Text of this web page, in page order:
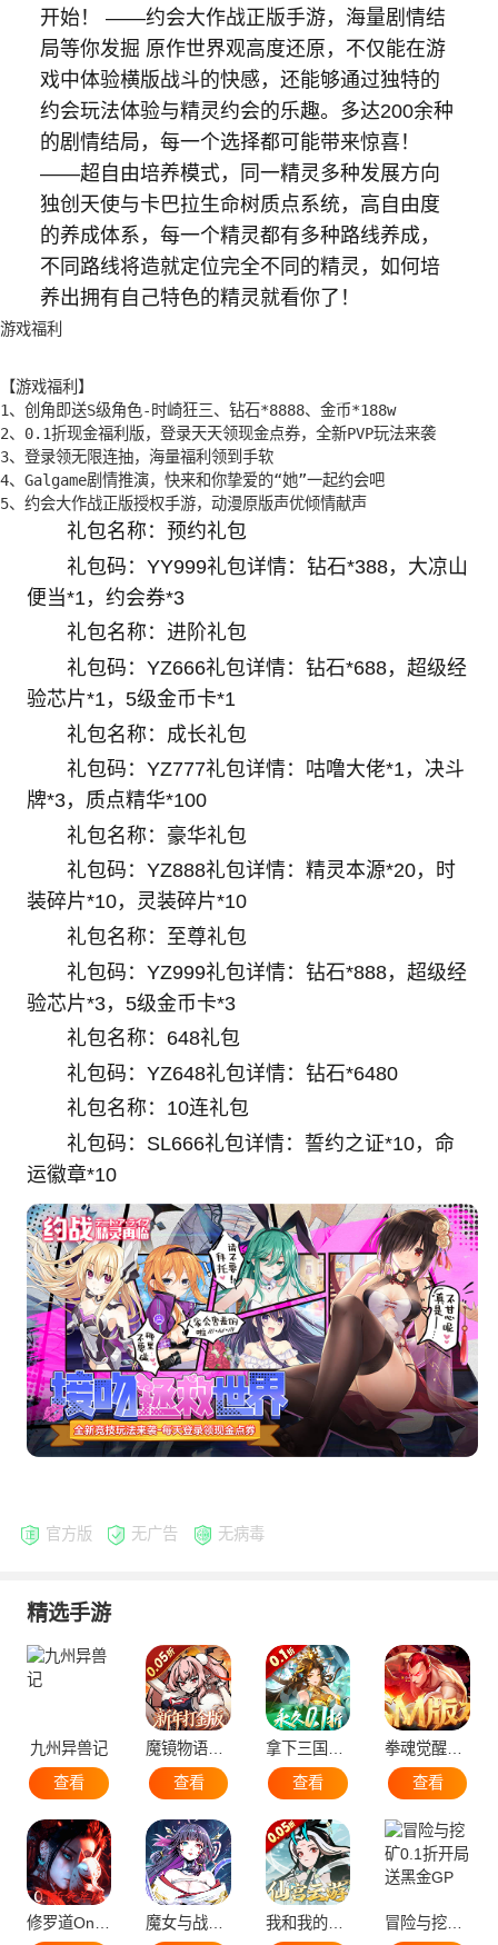
开始！ ——约会大作战正版手游，海量剧情结
局等你发掘 原作世界观高度还原，不仅能在游
戏中体验横版战斗的快感，还能够通过独特的
约会玩法体验与精灵约会的乐趣。多达200余种
的剧情结局，每一个选择都可能带来惊喜！
——超自由培养模式，同一精灵多种发展方向
独创天使与卡巴拉生命树质点系统，高自由度
的养成体系，每一个精灵都有多种路线养成，
不同路线将造就定位完全不同的精灵，如何培
养出拥有自己特色的精灵就看你了！
游戏福利
【游戏福利】
1、创角即送S级角色-时崎狂三、钻石*8888、金币*188w
2、0.1折现金福利版，登录天天领现金点券，全新PVP玩法来袭
3、登录领无限连抽，海量福利领到手软
4、Galgame剧情推演，快来和你挚爱的“她”一起约会吧
5、约会大作战正版授权手游，动漫原版声优倾情献声
礼包名称：预约礼包
礼包码：YY999礼包详情：钻石*388，大凉山
便当*1，约会券*3
礼包名称：进阶礼包
礼包码：YZ666礼包详情：钻石*688，超级经
验芯片*1，5级金币卡*1
礼包名称：成长礼包
礼包码：YZ777礼包详情：咕噜大佬*1，决斗
牌*3，质点精华*100
礼包名称：豪华礼包
礼包码：YZ888礼包详情：精灵本源*20，时
装碎片*10，灵装碎片*10
礼包名称：至尊礼包
礼包码：YZ999礼包详情：钻石*888，超级经
验芯片*3，5级金币卡*3
礼包名称：648礼包
礼包码：YZ648礼包详情：钻石*6480
礼包名称：10连礼包
礼包码：SL666礼包详情：誓约之证*10，命
运徽章*10
官方版 无广告 无病毒
精选手游
九州异兽记
查看
查看
查看
查看
我和我的天宫0.1折无敌版